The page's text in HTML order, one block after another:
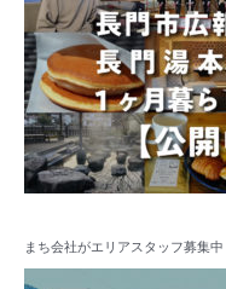
まち会社がエリアスタッフ募集中